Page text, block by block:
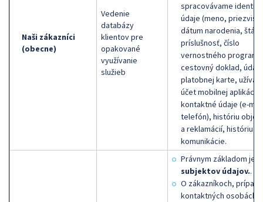
Naši zákazníci
(obecne)
Vedenie
databázy
klientov pre
opakované
využívanie
služieb
spracovávame
údaje (meno,
dátum narodenia,
príslušnosť, číslo
vernostného
cestovný doklad,
platobnej karte,
účet mobilnej
kontaktné údaje (e-
telefón), históriu
a reklamácií, históriu
komunikácie.
Právnym základom je
subjektov údajov..
O zákazníkoch,
kontaktných osobách